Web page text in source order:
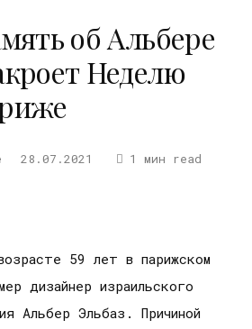
об Альбере
Неделю
28.07.2021 1 мин read
59 лет в парижском
дизайнер израильского
Альбер Эльбаз. Причиной